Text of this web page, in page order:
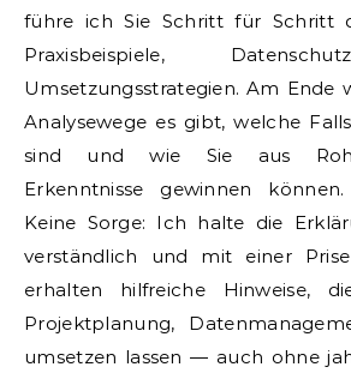
führe ich Sie Schritt für Schritt
Praxisbeispiele,
Umsetzungsstrategien. Am Ende
Analysewege es gibt, welche
sind und wie Sie aus
Erkenntnisse gewinnen
Keine Sorge: Ich halte die
verständlich und mit einer
erhalten hilfreiche Hinweise,
Projektplanung,
umsetzen lassen — auch ohne